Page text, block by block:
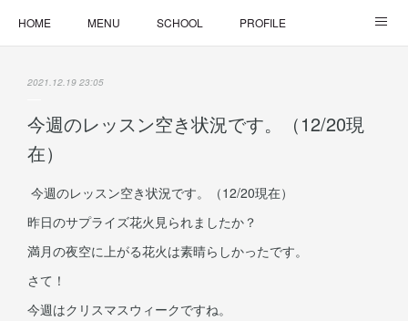
HOME MENU SCHOOL PROFILE
2021.12.19 23:05
今週のレッスン空き状況です。（12/20現
在）
今週のレッスン空き状況です。（12/20現在）
昨日のサプライズ花火見られましたか？
満月の夜空に上がる花火は素晴らしかったです。
さて！
今週はクリスマスウィークですね。